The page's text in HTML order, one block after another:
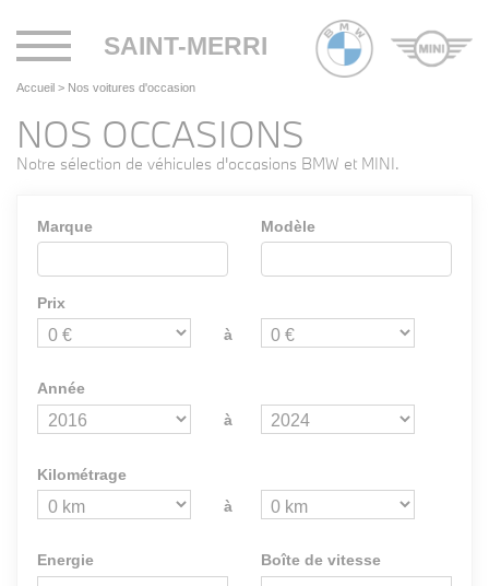
SAINT-MERRI
Toggle
navigation
Accueil > Nos voitures d'occasion
NOS OCCASIONS
Notre sélection de véhicules d'occasions BMW et MINI.
Marque Modèle
Prix
à
Année
à
Kilométrage
à
Energie Boîte de vitesse